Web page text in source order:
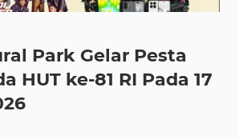
Park Gelar Pesta
HUT ke-81 RI Pada 17